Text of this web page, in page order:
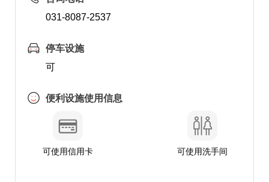
031-8087-2537
停车设施
可
便利设施使用信息
可使用信用卡 可使用洗手间